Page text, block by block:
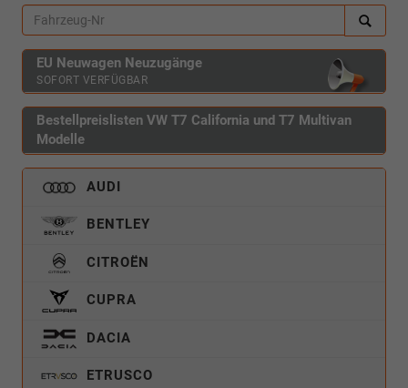
EU Neuwagen Neuzugänge
SOFORT VERFÜGBAR
Bestellpreislisten VW T7 California und T7 Multivan
Modelle
AUDI
BENTLEY
CITROËN
CUPRA
DACIA
ETRUSCO